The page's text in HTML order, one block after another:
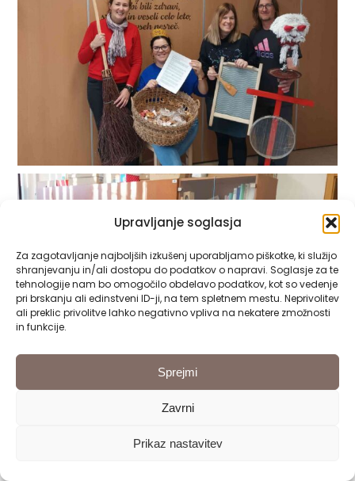
Upravljanje soglasja
Za zagotavljanje najboljših izkušenj uporabljamo piškotke, ki služijo
shranjevanju in/ali dostopu do podatkov o napravi. Soglasje za te
tehnologije nam bo omogočilo obdelavo podatkov, kot so vedenje
pri brskanju ali edinstveni ID-ji, na tem spletnem mestu. Neprivolitev
ali preklic privolitve lahko negativno vpliva na nekatere zmožnosti
in funkcije.
Sprejmi
Zavrni
Prikaz nastavitev